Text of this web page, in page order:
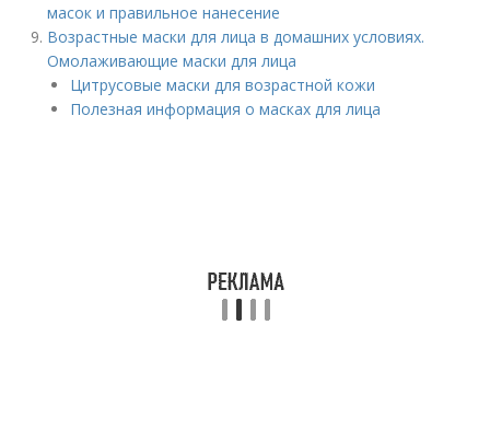
масок и правильное нанесение
Возрастные маски для лица в домашних условиях.
Омолаживающие маски для лица
Цитрусовые маски для возрастной кожи
Полезная информация о масках для лица